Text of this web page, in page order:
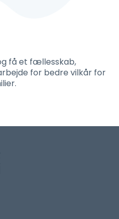
få et fællesskab,
for bedre vilkår for